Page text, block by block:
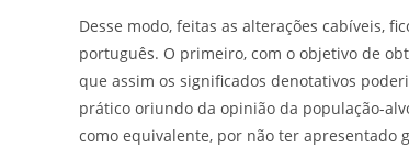
Desse modo, feitas as alterações cabíveis,
português. O primeiro, com o objetivo de
que assim os significados denotativos
prático oriundo da opinião da população-
como equivalente, por não ter apresentado